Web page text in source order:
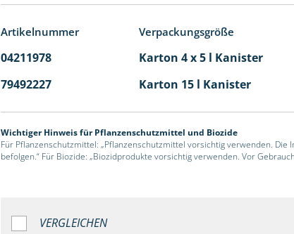
Artikelnummer Verpackungsgröße
04211978 Karton 4 x 5 l Kanister
79492227
Karton 15 l Kanister
Wichtiger Hinweis für Pflanzenschutzmittel und Biozide
Für Pflanzenschutzmittel: „Pflanzenschutzmittel vorsichtig verwenden.
befolgen.“ Für Biozide: „Biozidprodukte vorsichtig verwenden. Vor
VERGLEICHEN